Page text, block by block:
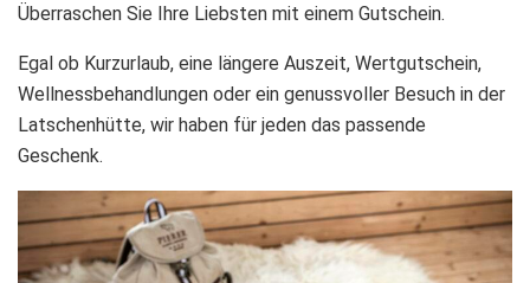
Überraschen Sie Ihre Liebsten mit einem Gutschein.
Egal ob Kurzurlaub, eine längere Auszeit, Wertgutschein,
Wellnessbehandlungen oder ein genussvoller Besuch in der
Latschenhütte, wir haben für jeden das passende
Geschenk.